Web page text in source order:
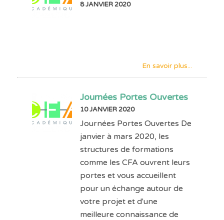
8 JANVIER 2020
En savoir plus...
Journées Portes Ouvertes
10 JANVIER 2020
Journées Portes Ouvertes De
janvier à mars 2020, les
structures de formations
comme les CFA ouvrent leurs
portes et vous accueillent
pour un échange autour de
votre projet et d'une
meilleure connaissance de